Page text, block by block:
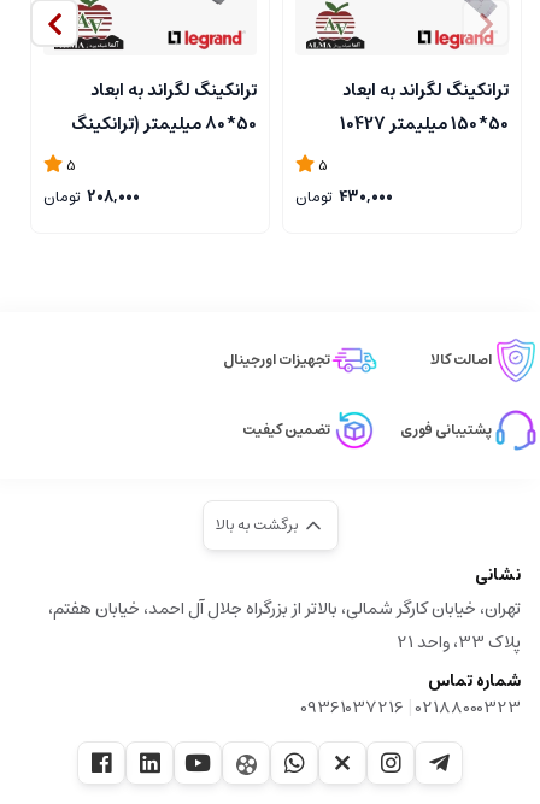
ترانکینگ لگراند به ابعاد
50*150 میلیمتر 10427
5
430,000 تومان
ترانکینگ لگراند به ابعاد
50*80 میلیمتر (ترانکینگ
5
208,000 تومان
اصالت کالا تجهیزات اورجینال
پشتیبانی فوری تضمین کیفیت
برگشت به بالا
نشانی
تهران، خیابان کارگر شمالی، بالاتر از بزرگراه جلال آل احمد، خیابان هفتم،
پلاک 33، واحد 21
شماره تماس
02188000323
|
09361037216